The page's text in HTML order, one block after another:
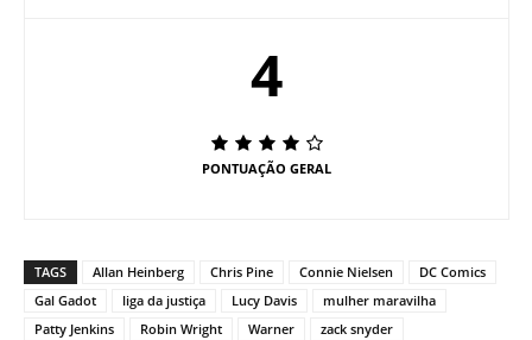
4
PONTUAÇÃO GERAL
TAGS Allan Heinberg Chris Pine Connie Nielsen
DC Comics
Gal Gadot
liga da justiça Lucy Davis
mulher maravilha
Patty Jenkins
Robin Wright Warner zack snyder